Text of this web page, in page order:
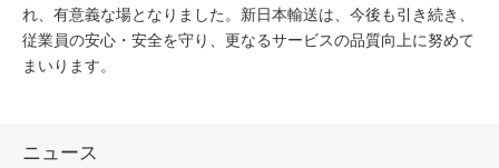
れ、有意義な場となりました。新日本輸送は、今後も引き続き、
従業員の安心・安全を守り、更なるサービスの品質向上に努めて
まいります。
ニュース